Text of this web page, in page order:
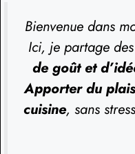
Bienvenue dans
Ici, je partage des
de goût et
Apporter du
cuisine, sans